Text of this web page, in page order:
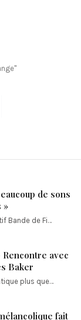
de sons
»
Bande de Fi…
Rencontre avec
Baker
plus que…
fait